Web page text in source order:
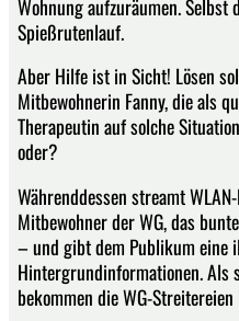
Wohnung aufzuräumen.
Spießrutenlauf.
Aber Hilfe ist in Sicht! Lösen
Mitbewohnerin Fanny, die als
Therapeutin auf solche
oder?
Währenddessen streamt
Mitbewohner der WG, das
– und gibt dem Publikum eine
Hintergrundinformationen. Als
bekommen die WG-